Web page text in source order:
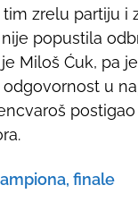
tim zrelu partiju i
popustila
Miloš Ćuk, pa
u
finale